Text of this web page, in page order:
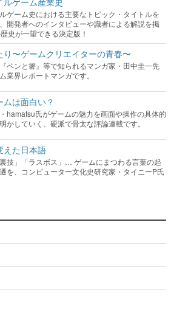
〜ゲームクリエイターの青春〜
ペンと箸』等で知られるマンガ家・田中圭一先
業界レポートマンガです。
ムは面白い？
hamatsu氏がゲームの魅力を画面や操作の具体的
かしていく、硬派で骨太な評論連載です。
えた日本語
技」「ラスボス」… ゲームにまつわる言葉の起
を、コンピューター文化史研究家・タイニーP氏